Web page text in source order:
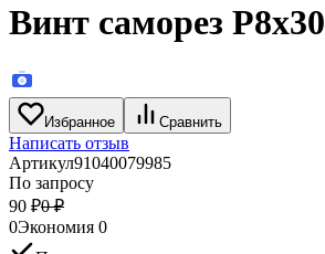
Винт саморез P8x30
Избранное Сравнить
Написать отзыв
Артикул91040079985
По запросу
90 ₽0 ₽
0Экономия 0